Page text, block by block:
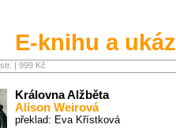
E-knihu a
| 999 Kč
Královna Alžběta
Alison Weirová
překlad: Eva Křístková